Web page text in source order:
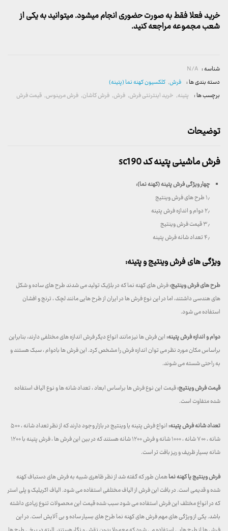
خرید فعلا فقط به صورت حضوری انجام میشود. میتوانید به یکی از
شعب مجموعه مراجعه کنید.
شناسه : N/A
دسته بندی ها : فرش, کلکسیون کهنه نما (پتینه)
برچسب ها : پتینه, خرید اینترنتی فرش, فرش, فرش کاشان, فرش مرینوس, قیمت فرش
توضیحات
فرش ماشینی پتینه کد sc190
چهار ویژگی فرش پتینه (کهنه نما):
۱٫ طرح های فرش وینتیج
۲٫ دوام و اندازه فرش پتینه
۳٫ قیمت فرش وینتیج
۴٫ تعداد شانه فرش پتینه
ویژگی های فرش وینتیج و پتینه:
طرح های فرش وینتیج:فرش های کهنه نما که در بلژیک تولید می شدند طرح های ساده و شکل
های هندسی داشتند، اما در این نوع فرش ها در ایران از طرح هایی مانند لچک ، ترنج و افشان
استفاده می شود.
دوام و اندازه فرش پتینه:این فرش ها نیز مانند انواع دیگر فرش اندازه های مختلفی دارند، بنابراین
براساس مکان مورد نظر می توان اندازه فرش را مشخص کرد. این فرش ها بادوام ، سبک هستند و
به راحتی شسته می شوند.
قیمت فرش وینتیج:قیمت این نوع فرش ها براساس ابعاد ، تعداد شانه ها و نوع الیاف استفاده
شده متفاوت است.
تعداد شانه فرش پتینه:
انواع فرش پتینه یا وینتیج در بازار وجود دارند که از نظر تعداد شانه ، ۵۰۰
شانه ، ۷۰۰ شانه ، ۱۰۰۰ شانه و فرش ۱۲۰۰ شانه هستند که در بین این فرش ها ، فرش پتینه با ۱۲۰۰
شانه بسیار ظریف و ریز بافت تر است.
فرش وینتیج یا کهنه نماهمان طور که گفته شد از نظر ظاهری شبیه به فرش های دستباف کهنه
شده و قدیمی است. در بافت این فرش از الیاف مختلفی استفاده می شود. الیاف اکریلیک و پلی استر
که در انواع مختلف این فرش استفاده می شود سبب شده قیمت این محصولات تنوع زیادی داشته
باشد. یکی از ویژگی های مهم فرش های کهنه نما طرح های بسیار ساده و بی آلایش است. در این